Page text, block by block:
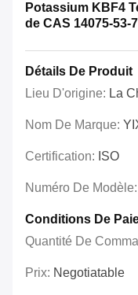
Potassium KBF4
de CAS 14075-53-7
Détails De Produit
Lieu D'origine: La
Nom De Marque:
Certification: ISO
Numéro De Modèle:
Conditions De
Quantité De
Prix: Negotiatable